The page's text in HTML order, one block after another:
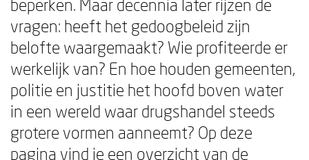
beperken. Maar decennia later rijzen de
vragen: heeft het gedoogbeleid zijn
belofte waargemaakt? Wie profiteerde er
werkelijk van? En hoe houden gemeenten,
politie en justitie het hoofd boven water
in een wereld waar drugshandel steeds
grotere vormen aanneemt? Op deze
pagina vind je een overzicht van de